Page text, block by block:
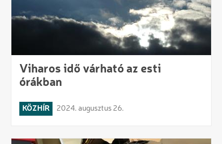
Viharos idő várható az esti
órákban
KÖZHÍR 2024. augusztus 26.